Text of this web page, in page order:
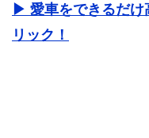
▶ 愛車をできるだけ
リック！